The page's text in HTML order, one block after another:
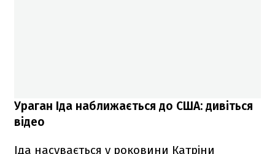
Ураган Іда наближається до США: дивіться
відео
Іда насувається у роковини Катріни